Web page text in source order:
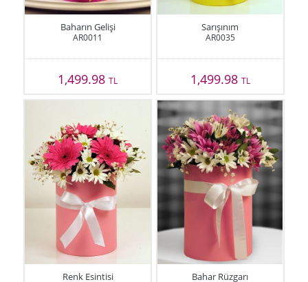
Baharın Gelişi
AR0011
1,499.98TL
Sarışınım
AR0035
1,499.98 TL
Renk Esintisi Bahar Rüzgarı